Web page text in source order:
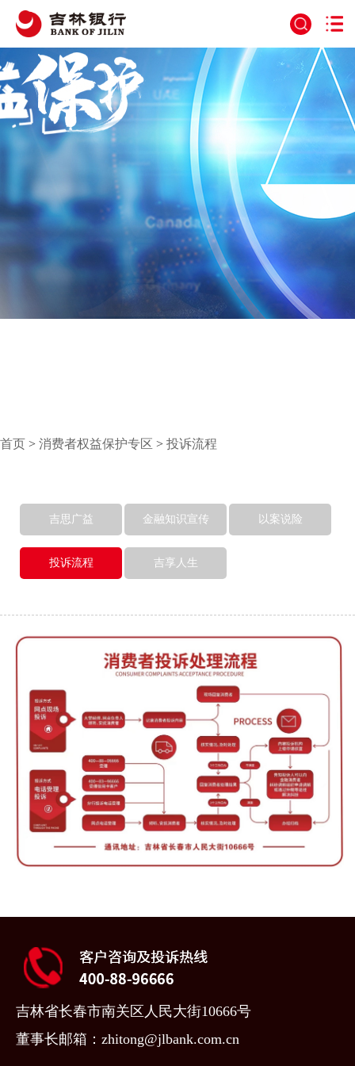
首页 > 消费者权益保护专区 > 投诉流程
吉思广益 金融知识宣传 以案说险
投诉流程 吉享人生
吉林省长春市南关区人民大街10666号
董事长邮箱：zhitong@jlbank.com.cn